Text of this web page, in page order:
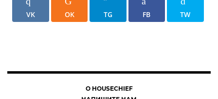
VK OK TG FB TW
О HOUSECHIEF